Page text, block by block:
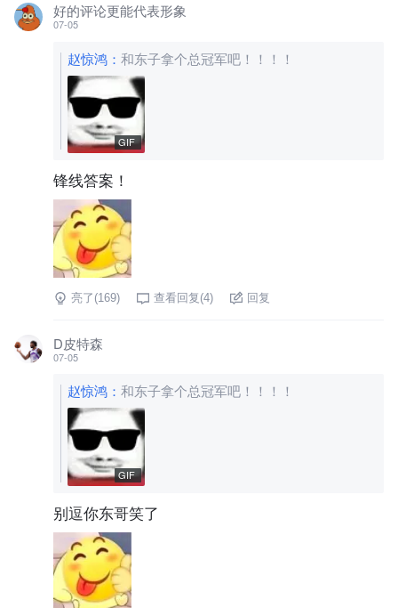
好的评论更能代表形象
07-05
赵惊鸿 ： 和东子拿个总冠军吧！！！！
GIF
锋线答案！
亮了(169) 查看回复(4) 回复
D皮特森
07-05
赵惊鸿 ： 和东子拿个总冠军吧！！！！
GIF
别逗你东哥笑了